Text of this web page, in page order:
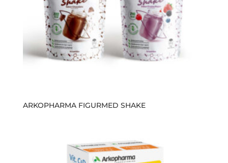
ARKOPHARMA FIGURMED SHAKE